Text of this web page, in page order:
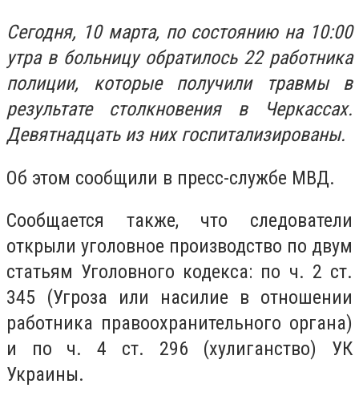
Сегодня, 10 марта, по состоянию на 10:00
утра в больницу обратилось 22 работника
полиции, которые получили травмы в
результате столкновения в Черкассах.
Девятнадцать из них госпитализированы.
Об этом сообщили в пресс-службе МВД.
Сообщается также, что следователи
открыли уголовное производство по двум
статьям Уголовного кодекса: по ч. 2 ст.
345 (Угроза или насилие в отношении
работника правоохранительного органа)
и по ч. 4 ст. 296 (хулиганство) УК
Украины.